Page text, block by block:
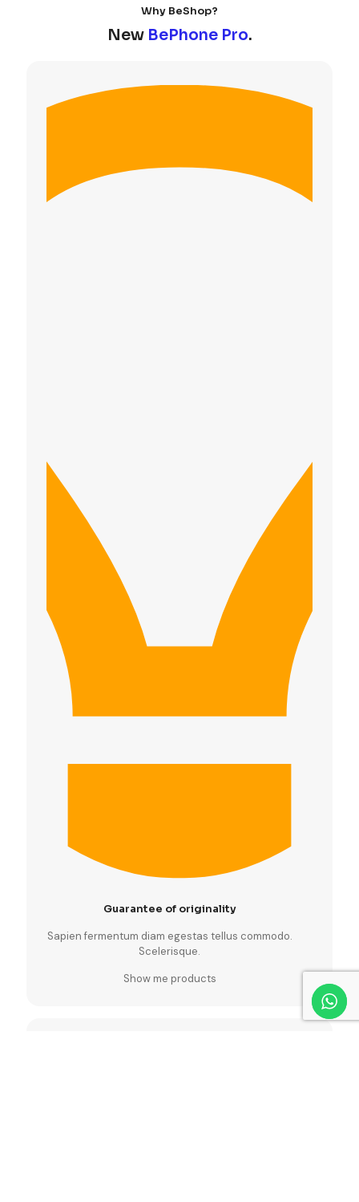
Why BeShop?
New BePhone Pro.
Guarantee of originality
Sapien fermentum diam egestas tellus commodo.
Scelerisque.
Show me products